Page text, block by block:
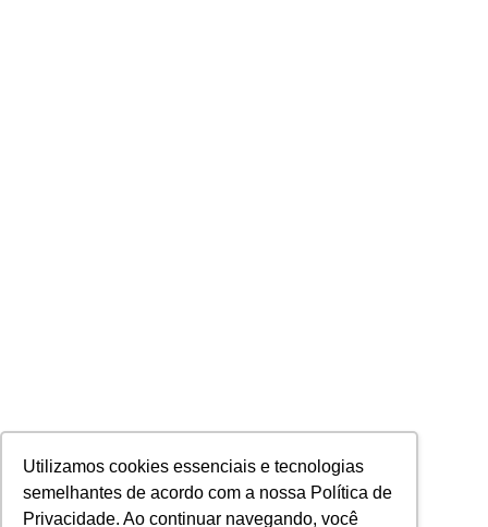
Utilizamos cookies essenciais e tecnologias
semelhantes de acordo com a nossa Política de
Privacidade. Ao continuar navegando, você